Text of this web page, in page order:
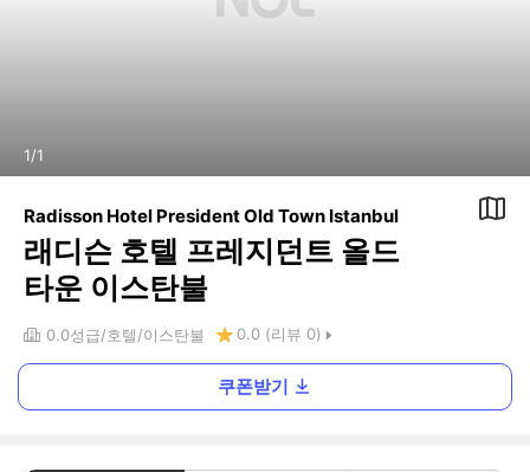
1/1
Radisson Hotel President Old Town Istanbul
래디슨 호텔 프레지던트 올드
타운 이스탄불
0.0성급 호텔 이스탄불 0.0 (리뷰 0)
쿠폰받기